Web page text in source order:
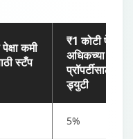
₹7
कमी
स्टँप
₹1 कोटी पेक्षा
अधिकच्या
प्रॉपर्टीसाठी स्टँप
ड्युटी
5%